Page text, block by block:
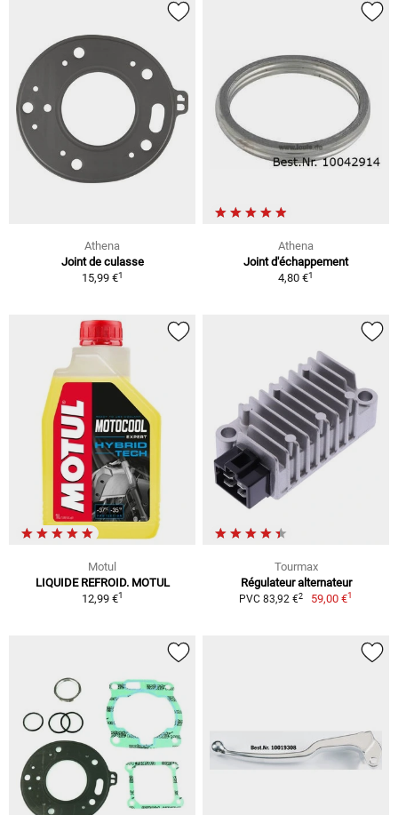
Athena
Joint de culasse
15,99 €1
Athena
Joint d'échappement
4,80 €1
Motul
LIQUIDE REFROID. MOTUL
12,99 €1
Tourmax
Régulateur alternateur
PVC 83,92 €2 59,00 €1